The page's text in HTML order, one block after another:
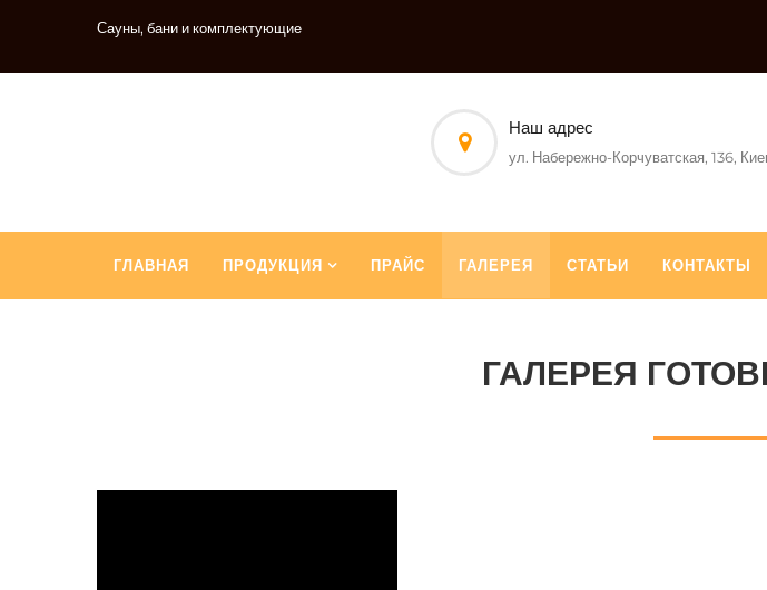
Сауны, бани и комплектующие
Наш адрес
ул. Набережно-Корчуватская, 136,
ГЛАВНАЯ ПРОДУКЦИЯ ПРАЙС ГАЛЕРЕЯ СТАТЬИ КОНТАКТЫ
ГАЛЕРЕЯ